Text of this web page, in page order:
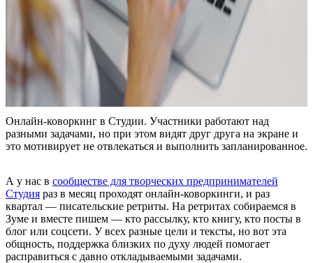
Онлайн-коворкинг в Студии. Участники работают над
разными задачами, но при этом видят друг друга на экране и
это мотивирует не отвлекаться и выполнить запланированное.
А у нас в сообществе для творческих предпринимателей
Студия раз в месяц проходят онлайн-коворкинги, и раз
квартал — писательские ретриты. На ретритах собираемся в
Зуме и вместе пишем — кто рассылку, кто книгу, кто посты в
блог или соцсети. У всех разные цели и тексты, но вот эта
общность, поддержка близких по духу людей помогает
расправиться с давно откладываемыми задачами.